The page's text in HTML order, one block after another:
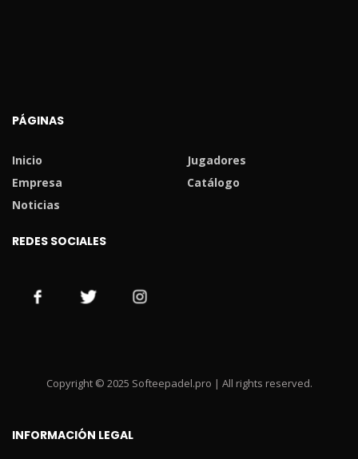
PÁGINAS
Inicio
Jugadores
Empresa
Catálogo
Noticias
REDES SOCIALES
Copyright © 2025 Softeepadel.pro | All rights reserved.
INFORMACIÓN LEGAL